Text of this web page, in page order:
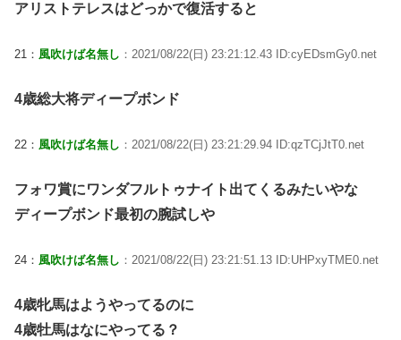
アリストテレスはどっかで復活すると
21： 風吹けば名無し ：2021/08/22(日) 23:21:12.43 ID:cyEDsmGy0.net
4歳総大将ディープボンド
22： 風吹けば名無し ：2021/08/22(日) 23:21:29.94 ID:qzTCjJtT0.net
フォワ賞にワンダフルトゥナイト出てくるみたいやな
ディープボンド最初の腕試しや
24： 風吹けば名無し ：2021/08/22(日) 23:21:51.13 ID:UHPxyTME0.net
4歳牝馬はようやってるのに
4歳牡馬はなにやってる？